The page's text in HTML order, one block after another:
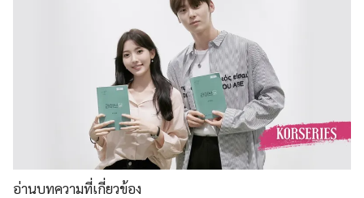
อ่านบทความที่เกี่ยวข้อง